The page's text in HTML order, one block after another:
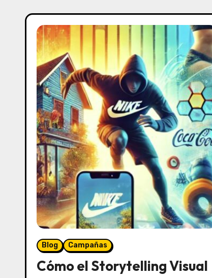
i
o
s
Blog Campañas
Cómo el Storytelling Visual